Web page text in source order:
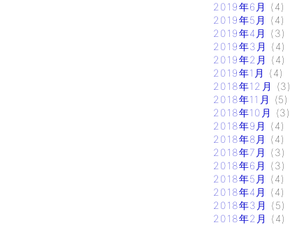
2019年6月
(4)
2019年5月
(4)
2019年4月
(3)
2019年3月
(4)
2019年2月
(4)
2019年1月
(4)
2018年12月
(3)
2018年11月
(5)
2018年10月
(3)
2018年9月
(4)
2018年8月
(4)
2018年7月
(3)
2018年6月
(3)
2018年5月
(4)
2018年4月
(4)
2018年3月
(5)
2018年2月
(4)